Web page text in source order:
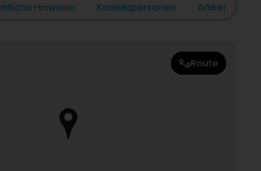
Hinweise Kontaktpersonen
Artikel
Route